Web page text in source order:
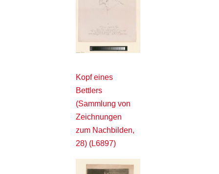
Kopf eines
Bettlers
(Sammlung von
Zeichnungen
zum Nachbilden,
28) (L6897)